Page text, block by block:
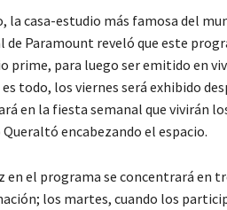
la casa-estudio más famosa del
de Paramount reveló que este
prime, para luego ser emitido en
todo, los viernes será exhibido
en la fiesta semanal que vivirán
encabezando el espacio.
el programa se concentrará en
los martes, cuando los